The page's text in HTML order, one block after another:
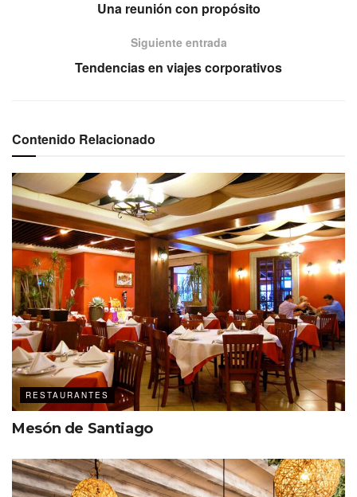
La propuesta de los chefsSomsri Raksamran (Anna) y
Eleazar Ángellogra algo poco común: llevar a la mesa el
alma de Tailandia con autenticidad y equilibrio. Platos
como elsom tamo el kaeng khiao wanse elaboran con
ingredientes traídos directamente del sudeste asiático.
Desde la entrada —abriendo el apetito con las ostras—
hasta el postre —imperdibles los mooncakes— en fusión
con las propuestas de vinos.
Una reunión con propósito
Siguiente entrada
Tendencias en viajes corporativos
Contenido Relacionado
RESTAURANTES
Mesón de Santiago